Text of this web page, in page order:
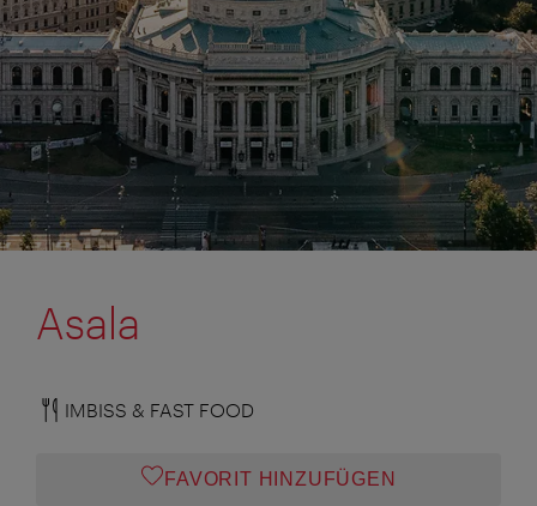
Asala
IMBISS & FAST FOOD
FAVORIT HINZUFÜGEN